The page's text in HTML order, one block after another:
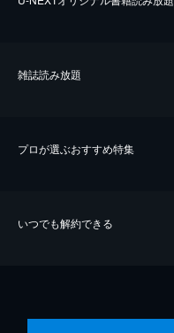
雑誌読み放題
プロが選ぶおすすめ特集
いつでも解約できる